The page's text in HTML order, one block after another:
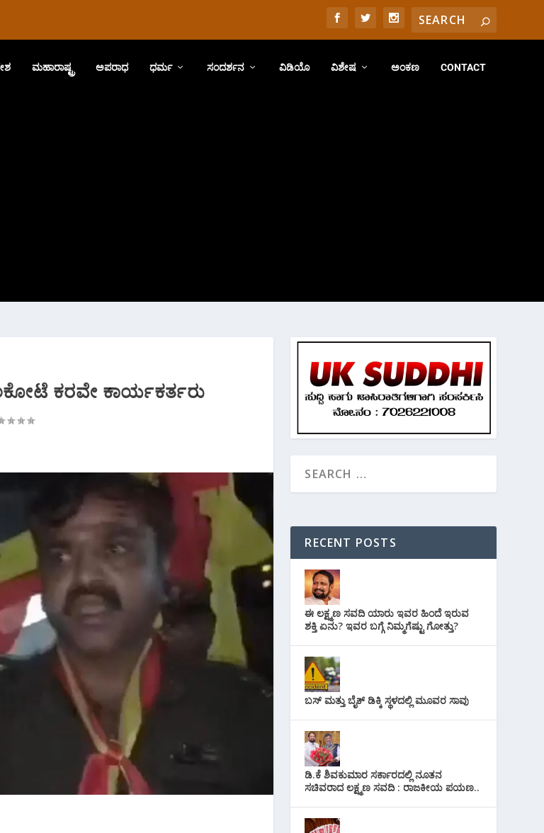
ಮಹಾರಾಷ್ಟ್ರ ಅಪರಾಧ ಧರ್ಮ ಸಂದರ್ಶನ ವಿಡಿಯೊ ವಿಶೇಷ ಅಂಕಣ CONTACT
ಕರವೇ ಕಾರ್ಯಕರ್ತರು
RECENT POSTS
ಈ ಲಕ್ಷ್ಮಣ ಸವದಿ ಯಾರು ಇವರ ಹಿಂದೆ ಇರುವ
ಶಕ್ತಿ ಏನು? ಇವರ ಬಗ್ಗೆ ನಿಮ್ಮಗೆಷ್ಟು ಗೋತ್ತು?
ಬಸ್ ಮತ್ತು ಬೈಕ್ ಡಿಕ್ಕಿ ಸ್ಥಳದಲ್ಲಿ ಮೂವರ ಸಾವು
ಡಿ.ಕೆ ಶಿವಕುಮಾರ ಸರ್ಕಾರದಲ್ಲಿ ನೂತನ
ಸಚಿವರಾದ ಲಕ್ಷ್ಮಣ ಸವದಿ : ರಾಜಕೀಯ ಪಯಣ..